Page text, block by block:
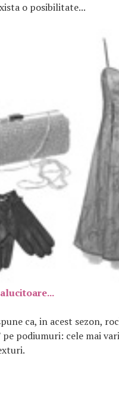
o posibilitate...
ca, in acest sezon,
pe podiumuri: cele mai